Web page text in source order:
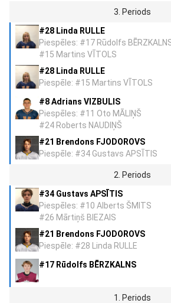
3. Periods
#28 Linda RULLE
Piespēles: #17 Rūdolfs
#15 Martins VĪTOLS
#28 Linda RULLE
Piespēle: #15 Martins VĪTOLS
#8 Adrians VIZBULIS
Piespēles: #11 Oto MĀLIŅŠ
#24 Roberts NAUDIŅŠ
#21 Brendons FJODOROVS
Piespēle: #34 Gustavs APSĪTIS
2. Periods
#34 Gustavs APSĪTIS
Piespēles: #10 Alberts ŠMITS
#26 Mārtiņš BIEZAIS
#21 Brendons FJODOROVS
Piespēle: #28 Linda RULLE
#17 Rūdolfs BĒRZKALNS
1. Periods